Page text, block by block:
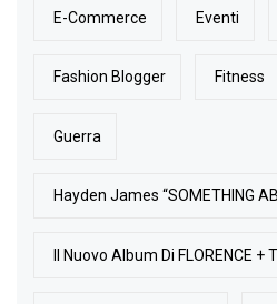
E-Commerce Eventi
Fashion Blogger Fitness
Guerra
Hayden James “SOMETHING
Il Nuovo Album Di FLORENCE +